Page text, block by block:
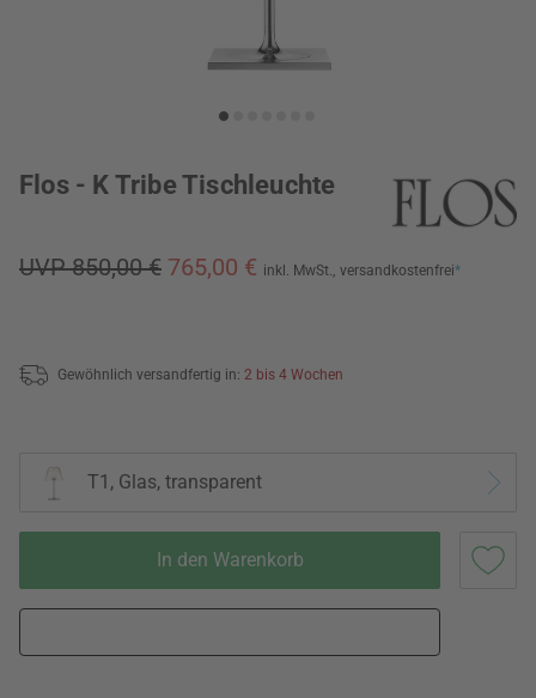
Flos - K Tribe Tischleuchte
UVP 850,00 € 765,00 € inkl. MwSt., versandkostenfrei*
Gewöhnlich versandfertig in: 2 bis 4 Wochen
T1, Glas, transparent
In den Warenkorb